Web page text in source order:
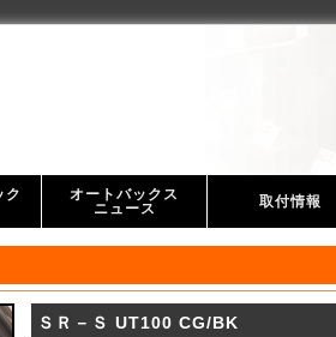
ク
オートバックス
ニュース
取付情報
オートバックス
スーパーオート
ＳＲ－Ｓ UT100 CG/BK